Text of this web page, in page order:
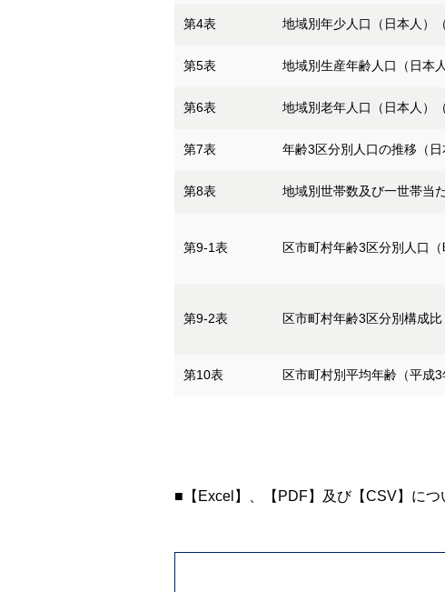
第4表 地域別年少人口（日本人）
第5表 地域別生産年齢人口（日本
第6表 地域別老年人口（日本人）
第7表 年齢3区分別人口の推移（日
第8表 地域別世帯数及び一世帯当
第9-1表 区市町村年齢3区分別人口（
第9-2表 区市町村年齢3区分別構成比
第10表 区市町村別平均年齢（平成3
■【Excel】、【PDF】及び【CSV】につ